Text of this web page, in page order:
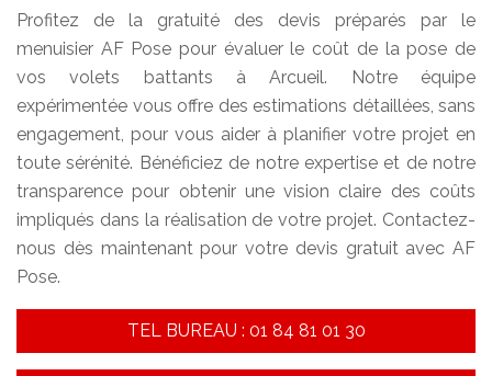
Profitez de la gratuité des devis préparés par le
menuisier AF Pose pour évaluer le coût de la pose de
vos volets battants à Arcueil. Notre équipe
expérimentée vous offre des estimations détaillées, sans
engagement, pour vous aider à planifier votre projet en
toute sérénité. Bénéficiez de notre expertise et de notre
transparence pour obtenir une vision claire des coûts
impliqués dans la réalisation de votre projet. Contactez-
nous dès maintenant pour votre devis gratuit avec AF
Pose.
TEL BUREAU : 01 84 81 01 30